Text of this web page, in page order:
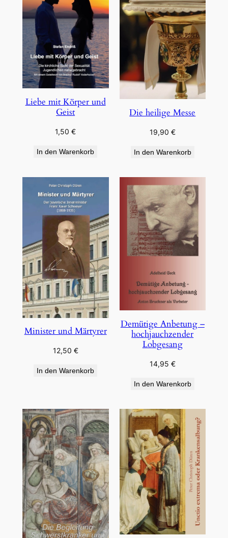
Liebe mit Körper und
Geist
1,50€
In den Warenkorb
Die heilige Messe
19,90 €
In den Warenkorb
Minister und Märtyrer
12,50 €
In den Warenkorb
Demütige Anbetung –
hochjauchzender
Lobgesang
14,95 €
In den Warenkorb